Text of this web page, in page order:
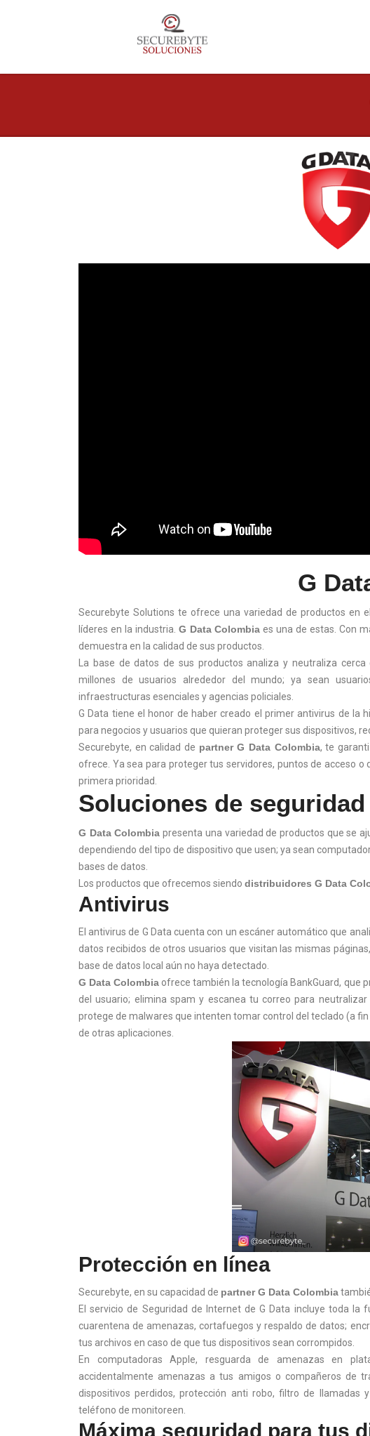
G
Securebyte Solutions te ofrece una variedad de productos en
líderes en la industria. G Data Colombia es una de estas. Con
demuestra en la calidad de sus productos.
La base de datos de sus productos analiza y neutraliza
millones de usuarios alrededor del mundo; ya sean
infraestructuras esenciales y agencias policiales.
G Data tiene el honor de haber creado el primer antivirus de la
para negocios y usuarios que quieran proteger sus dispositivos,
Securebyte, en calidad de partner G Data Colombia, te
ofrece. Ya sea para proteger tus servidores, puntos de acceso
primera prioridad.
Soluciones de seguridad
G Data Colombia presenta una variedad de productos que se
dependiendo del tipo de dispositivo que usen; ya sean
bases de datos.
Los productos que ofrecemos siendo distribuidores G Data
Antivirus
El antivirus de G Data cuenta con un escáner automático que
datos recibidos de otros usuarios que visitan las mismas
base de datos local aún no haya detectado.
G Data Colombia ofrece también la tecnología BankGuard, que
del usuario; elimina spam y escanea tu correo para
protege de malwares que intenten tomar control del teclado (a
de otras aplicaciones.
Protección en línea
Securebyte, en su capacidad de partner G Data Colombia
El servicio de Seguridad de Internet de G Data incluye toda la
cuarentena de amenazas, cortafuegos y respaldo de datos;
tus archivos en caso de que tus dispositivos sean corrompidos.
En computadoras Apple, resguarda de amenazas en
accidentalmente amenazas a tus amigos o compañeros de
dispositivos perdidos, protección anti robo, filtro de llamadas
teléfono de monitoreen.
Máxima seguridad para tus